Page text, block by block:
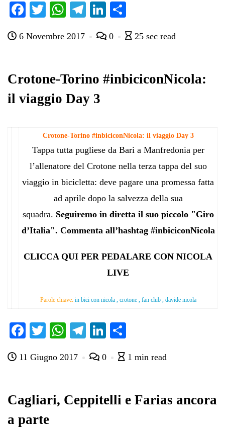
Fa
bo
T
tte
W
ts
pp
Te
gr
m
Li
ed di
di
6 Novembre 2017 0 25 sec read
Crotone-Torino #inbiciconNicola:
il viaggio Day 3
Crotone-Torino #inbiciconNicola: il viaggio Day 3
Tappa tutta pugliese da Bari a Manfredonia per
l’allenatore del Crotone nella terza tappa del suo
viaggio in bicicletta: deve pagare una promessa fatta
ad aprile dopo la salvezza della sua
squadra. Seguiremo in diretta il suo piccolo "Giro
d’Italia". Commenta all’hashtag #inbiciconNicola
CLICCA QUI PER PEDALARE CON NICOLA
LIVE
Parole chiave: in bici con nicola , crotone , fan club , davide nicola
Fa
bo
T
tte
W
ts
pp
Te
gr
m
Li
ed di
di
11 Giugno 2017 0 1 min read
Cagliari, Ceppitelli e Farias ancora
a parte